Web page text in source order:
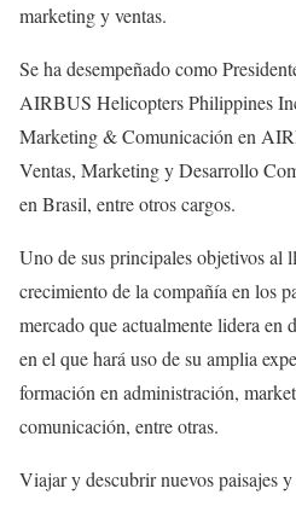
marketing y ventas.
Se ha desempeñado como
AIRBUS Helicopters Philippines
Marketing & Comunicación en
Ventas, Marketing y Desarrollo
en Brasil, entre otros cargos.
Uno de sus principales objetivos al
crecimiento de la compañía en los
mercado que actualmente lidera en
en el que hará uso de su amplia
formación en administración,
comunicación, entre otras.
Viajar y descubrir nuevos paisajes